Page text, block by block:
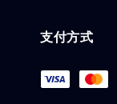
支付方式